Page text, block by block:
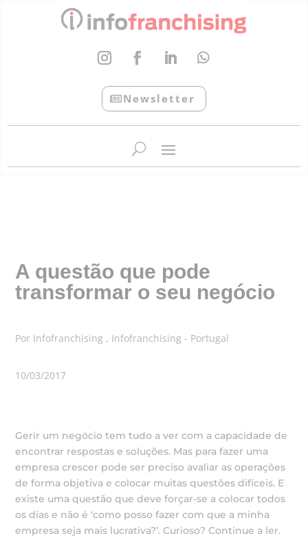
Newsletter
A questão que pode
transformar o seu negócio
Por Infofranchising , Infofranchising - Portugal
10/03/2017
Gerir um negócio tem tudo a ver com a capacidade de
encontrar respostas e soluções. Mas para fazer uma
empresa crescer pode ser preciso avaliar as operações
de forma objetiva e colocar muitas questões difíceis. E
existe uma questão que deve forçar-se a colocar todos
os dias e não é ‘como posso fazer com que a minha
empresa seja mais lucrativa?’. Curioso? Continue a ler.